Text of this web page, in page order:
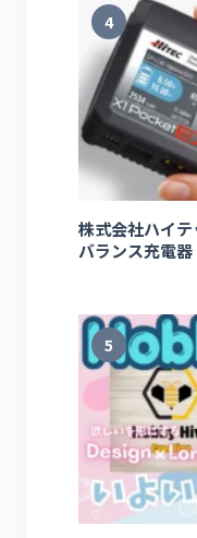
4
株式会社ハイ
バランス充電
5